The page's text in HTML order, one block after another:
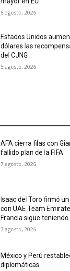
6 agosto, 2026
Estados Unidos
dólares las
del CJNG
5 agosto, 2026
AFA cierra filas con
fallido plan de la FIFA
7 agosto, 2026
Isaac del Toro firmó
con UAE Team
Francia sigue teniendo
7 agosto, 2026
México y Perú
diplomáticas